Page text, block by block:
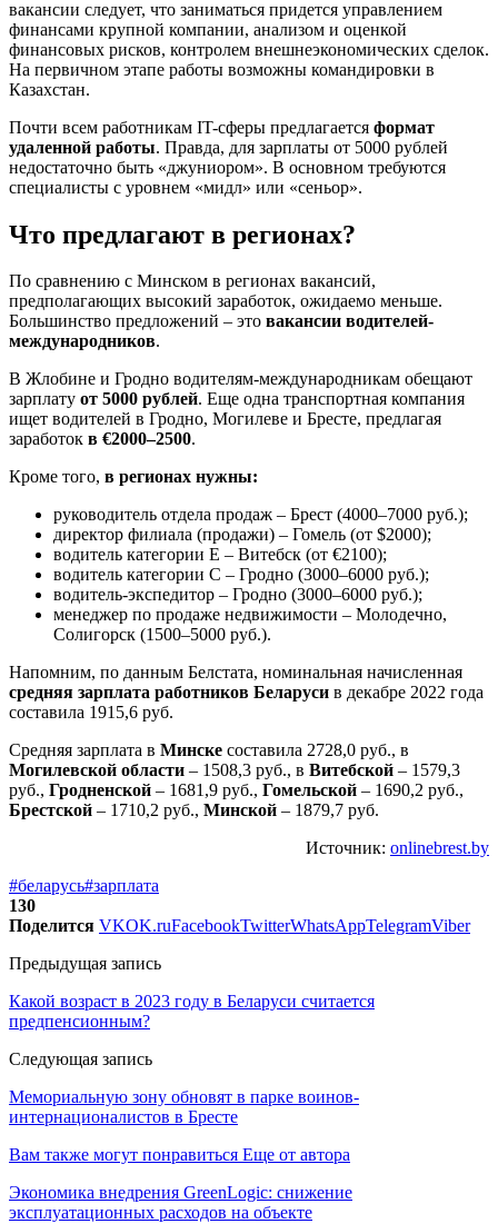
вакансии следует, что заниматься придется управлением
финансами крупной компании, анализом и оценкой
финансовых рисков, контролем внешнеэкономических сделок.
На первичном этапе работы возможны командировки в
Казахстан.
Почти всем работникам IT-сферы предлагается формат
удаленной работы. Правда, для зарплаты от 5000 рублей
недостаточно быть «джуниором». В основном требуются
специалисты с уровнем «мидл» или «сеньор».
Что предлагают в регионах?
По сравнению с Минском в регионах вакансий,
предполагающих высокий заработок, ожидаемо меньше.
Большинство предложений – это вакансии водителей-
международников.
В Жлобине и Гродно водителям-международникам обещают
зарплату от 5000 рублей. Еще одна транспортная компания
ищет водителей в Гродно, Могилеве и Бресте, предлагая
заработок в €2000–2500.
Кроме того, в регионах нужны:
руководитель отдела продаж – Брест (4000–7000 руб.);
директор филиала (продажи) – Гомель (от $2000);
водитель категории Е – Витебск (от €2100);
водитель категории С – Гродно (3000–6000 руб.);
водитель-экспедитор – Гродно (3000–6000 руб.);
менеджер по продаже недвижимости – Молодечно,
Солигорск (1500–5000 руб.).
Напомним, по данным Белстата, номинальная начисленная
средняя зарплата работников Беларуси в декабре 2022 года
составила 1915,6 руб.
Средняя зарплата в Минске составила 2728,0 руб., в
Могилевской области – 1508,3 руб., в Витебской – 1579,3
руб., Гродненской – 1681,9 руб., Гомельской – 1690,2 руб.,
Брестской – 1710,2 руб., Минской – 1879,7 руб.
Источник: onlinebrest.by
#беларусь#зарплата
130
Поделится VKOK.ruFacebookTwitterWhatsAppTelegramViber
Предыдущая запись
Какой возраст в 2023 году в Беларуси считается
предпенсионным?
Следующая запись
Мемориальную зону обновят в парке воинов-
интернационалистов в Бресте
Вам также могут понравиться Еще от автора
Экономика внедрения GreenLogic: снижение
эксплуатационных расходов на объекте